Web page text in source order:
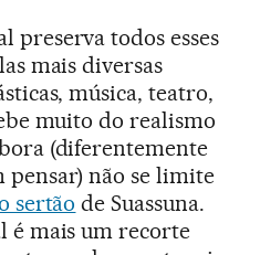
preserva todos esses
mais diversas
música, teatro,
muito do realismo
(diferentemente
pensar) não se limite
sertão de Suassuna.
é mais um recorte